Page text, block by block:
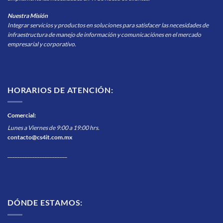
Nuestra Misión
Integrar servicios y productos en soluciones para satisfacer las necesidades de
infraestructura de manejo de información y comunicaciónes en el mercado
empresarial y corporativo.
HORARIOS DE ATENCIÓN:
Comercial:
Lunes a Viernes de 9:00 a 19:00 hrs.
contacto@cs4it.com.mx
DÓNDE ESTAMOS: